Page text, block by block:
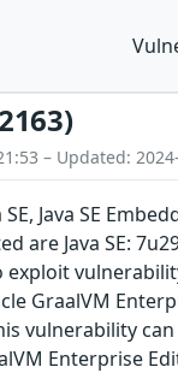
– Updated:
Java SE
are Java SE:
exploit
GraalVM
vulnerability
Enterprise